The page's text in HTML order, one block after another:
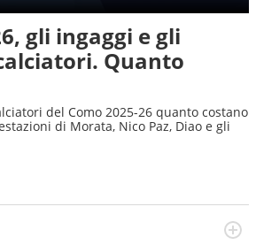
gli ingaggi e gli
Quanto
del Como 2025-26 quanto costano
di Morata, Nico Paz, Diao e gli